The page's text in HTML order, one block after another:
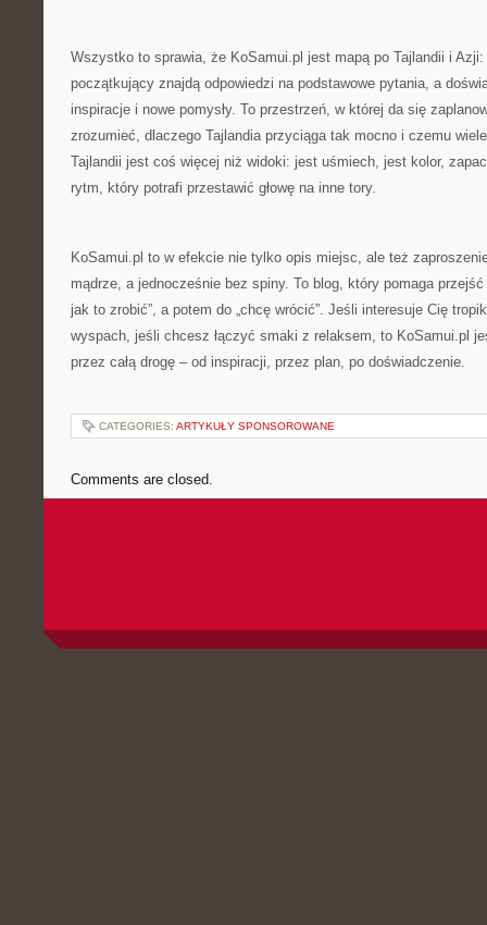
Wszystko to sprawia, że KoSamui.pl jest mapą po Tajlandii i
początkujący znajdą odpowiedzi na podstawowe pytania, a
inspiracje i nowe pomysły. To przestrzeń, w której da się
zrozumieć, dlaczego Tajlandia przyciąga tak mocno i czemu
Tajlandii jest coś więcej niż widoki: jest uśmiech, jest kolor,
rytm, który potrafi przestawić głowę na inne tory.
KoSamui.pl to w efekcie nie tylko opis miejsc, ale też
mądrze, a jednocześnie bez spiny. To blog, który pomaga przejść
jak to zrobić”, a potem do „chcę wrócić”. Jeśli interesuje Cię
wyspach, jeśli chcesz łączyć smaki z relaksem, to KoSamui.pl
przez całą drogę – od inspiracji, przez plan, po doświadczenie.
CATEGORIES: ARTYKUŁY SPONSOROWANE
Comments are closed.